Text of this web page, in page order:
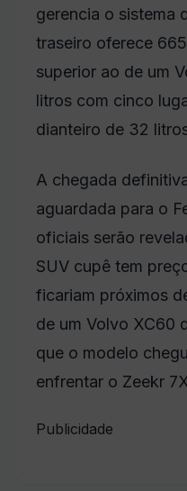
gerencia o sistema
traseiro oferece
superior ao de um
litros com cinco
dianteiro de 32
A chegada
aguardada para o
oficiais serão
SUV cupê tem
ficariam próximos
de um Volvo XC60
que o modelo
enfrentar o Zeekr
Publicidade